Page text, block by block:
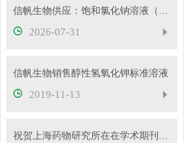
信帆生物供应：饱和氯化钠溶液（26.5%）
2026-07-31
信帆生物销售醇性氢氧化钾标准溶液
2019-11-13
祝贺上海药物研究所在在学术期刊elife在线发表研究论文